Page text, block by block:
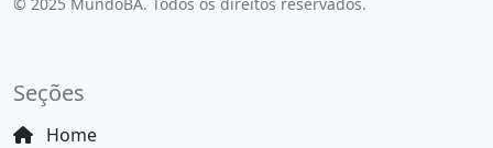
Seções
Home